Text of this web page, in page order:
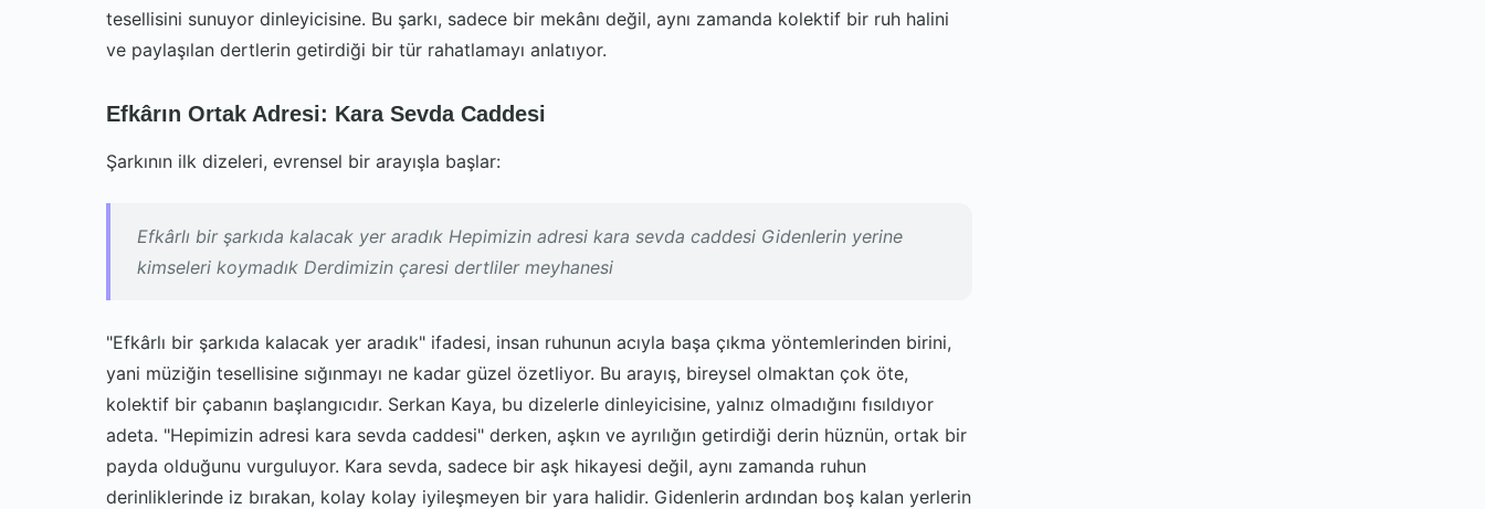
tesellisini sunuyor dinleyicisine. Bu şarkı, sadece bir mekânı değil, aynı zamanda kolektif bir ruh halini
ve paylaşılan dertlerin getirdiği bir tür rahatlamayı anlatıyor.
Efkârın Ortak Adresi: Kara Sevda Caddesi
Şarkının ilk dizeleri, evrensel bir arayışla başlar:
Efkârlı bir şarkıda kalacak yer aradık Hepimizin adresi kara sevda caddesi Gidenlerin yerine
kimseleri koymadık Derdimizin çaresi dertliler meyhanesi
"Efkârlı bir şarkıda kalacak yer aradık" ifadesi, insan ruhunun acıyla başa çıkma yöntemlerinden birini,
yani müziğin tesellisine sığınmayı ne kadar güzel özetliyor. Bu arayış, bireysel olmaktan çok öte,
kolektif bir çabanın başlangıcıdır. Serkan Kaya, bu dizelerle dinleyicisine, yalnız olmadığını fısıldıyor
adeta. "Hepimizin adresi kara sevda caddesi" derken, aşkın ve ayrılığın getirdiği derin hüznün, ortak bir
payda olduğunu vurguluyor. Kara sevda, sadece bir aşk hikayesi değil, aynı zamanda ruhun
derinliklerinde iz bırakan, kolay kolay iyileşmeyen bir yara halidir. Gidenlerin ardından boş kalan yerlerin